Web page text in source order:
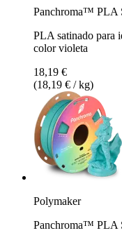
Panchroma™ PLA
PLA satinado para
color violeta
18,19 €
(18,19 € / kg)
Polymaker
Panchroma™ PLA